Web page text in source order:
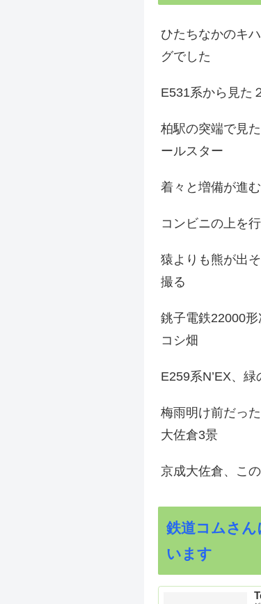
ひたちなかのキ
グでした
E531系から見た
柏駅の突端で見
ールスター
着々と増備が進
コンビニの上を
猿よりも熊が出
撮る
銚子電鉄22000
コシ畑
E259系N’EX、
梅雨明け前だっ
大佐倉3景
京成大佐倉、こ
鉄道コムさ
います